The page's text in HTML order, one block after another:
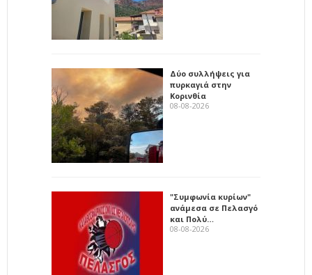
Δύο συλλήψεις για
πυρκαγιά στην
Κορινθία
08-08-2026
"Συμφωνία κυρίων"
ανάμεσα σε Πελασγό
και Πολύ…
08-08-2026